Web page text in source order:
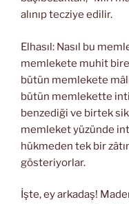
alınıp tecziye edilir.
Elhasıl: Nasıl bu
memlekete muhit
bütün memlekete
bütün memlekette
benzediği ve birtek
memleket yüzünde
hükmeden tek bir
gösteriyorlar.
İşte, ey arkadaş!